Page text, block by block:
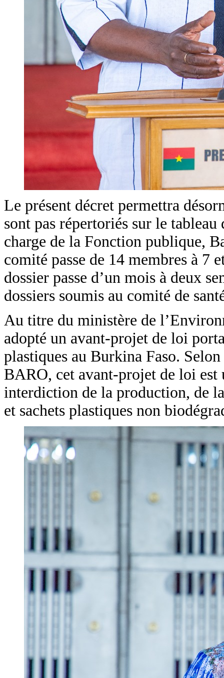
Le présent décret permettra
sont pas répertoriés sur le
charge de la Fonction publique,
comité passe de 14 membres à 7
dossier passe d’un mois à deux
dossiers soumis au comité de
Au titre du ministère de
adopté un avant-projet de loi
plastiques au Burkina Faso.
BARO, cet avant-projet de loi
interdiction de la production, de
et sachets plastiques non